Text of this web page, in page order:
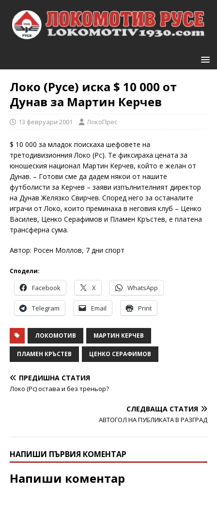
Локо (Русе) иска $ 10 000 от
Дунав за Мартин Керчев
13 февруари 2001 ЛокоПрес
$ 10 000 за младок поискаха шефовете на
третодивизионния Локо (Рс). Те фиксираха цената за
юношеския национал Мартин Керчев, който е желан от
Дунав. – Готови сме да дадем някои от нашите
футболисти за Керчев – заяви изпълнителният директор
на Дунав Желязко Свирчев. Според него за останалите
играчи от Локо, които преминаха в неговия клуб – Ценко
Василев, Ценко Серафимов и Пламен Кръстев, е платена
трансферна сума.
Автор: Росен Моллов, 7 дни спорт
Сподели:
Facebook X WhatsApp
Telegram Email Print
ЛОКОМОТИВ МАРТИН КЕРЧЕВ
ПЛАМЕН КРЪСТЕВ ЦЕНКО СЕРАФИМОВ
ПРЕДИШНА СТАТИЯ
Локо (Рс) остава и без треньор?
СЛЕДВАЩА СТАТИЯ
АВТОГОЛ НА ПУБЛИКАТА В РАЗГРАД
НАПИШИ ПЪРВИЯ КОМЕНТАР
Напиши коментар